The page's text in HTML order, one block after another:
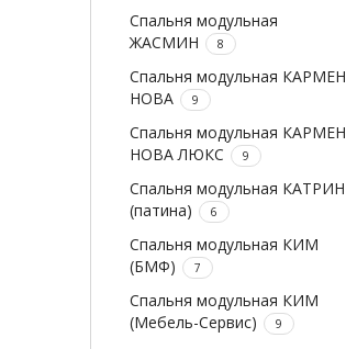
Спальня модульная
ЖАСМИН
8
Спальня модульная КАРМЕН
НОВА
9
Спальня модульная КАРМЕН
НОВА ЛЮКС
9
Спальня модульная КАТРИН
(патина)
6
Спальня модульная КИМ
(БМФ)
7
Спальня модульная КИМ
(Мебель-Сервис)
9